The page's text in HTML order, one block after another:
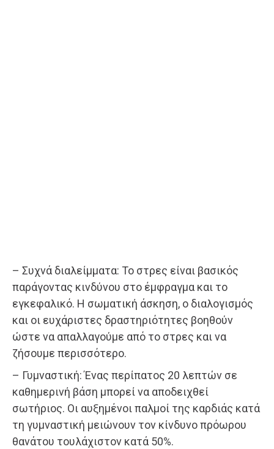
– Συχνά διαλείμματα: Το στρες είναι βασικός
παράγοντας κινδύνου στο έμφραγμα και το
εγκεφαλικό. Η σωματική άσκηση, ο διαλογισμός
και οι ευχάριστες δραστηριότητες βοηθούν
ώστε να απαλλαγούμε από το στρες και να
ζήσουμε περισσότερο.
– Γυμναστική: Ένας περίπατος 20 λεπτών σε
καθημερινή βάση μπορεί να αποδειχθεί
σωτήριος. Οι αυξημένοι παλμοί της καρδιάς κατά
τη γυμναστική μειώνουν τον κίνδυνο πρόωρου
θανάτου τουλάχιστον κατά 50%.